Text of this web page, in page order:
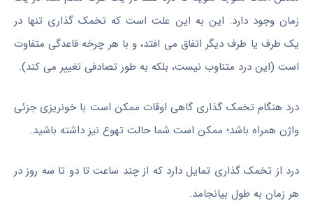
زمان وجود دارد. این به این علت است که تخمک گذاری تنها در
یک طرف یا طرف دیگر اتفاق می افتد، و با هر چرخه قاعدگی متفاوت
است (این درد متناوب نیست، بلکه به طور تصادفی تغییر می کند).
درد هنگام تخمک گذاری گاهی اوقات ممکن است با خونریزی جزئی
واژن همراه باشد؛ ممکن است شما حالت تهوع نیز داشته باشید.
درد از تخمک گذاری تمایل دارد که از چند ساعت تا دو تا سه روز در
هر زمان به طول بیانجامد.